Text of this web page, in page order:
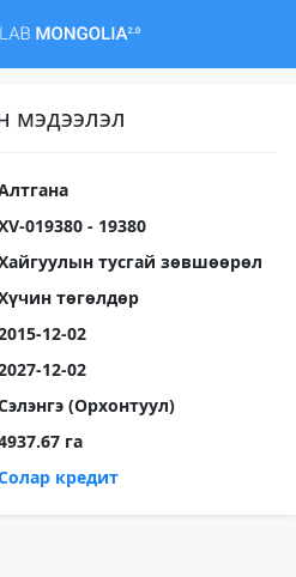
мэдээлэл
019380 - 19380
тусгай зөвшөөрөл
төгөлдөр
12-02
12-02
(Орхонтуул)
га
кредит